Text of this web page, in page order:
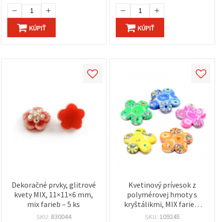
KÚPIŤ KÚPIŤ
Dekoračné prvky, glitrové
kvety MIX, 11×11×6 mm,
mix farieb – 5 ks
SKU: 830044
Kvetinový prívesok z
polymérovej hmoty s
kryštálikmi, MIX farieb,
24x24x3mm, otvor:
SKU: 109245